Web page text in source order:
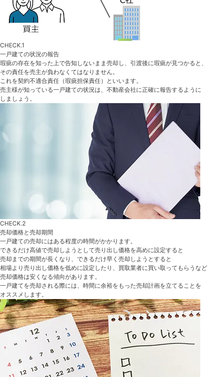
CHECK.1
一戸建ての状況の報告
瑕疵の存在を知った上で告知しないまま売却し、引渡後に瑕疵が見つかると、
その責任を売主が負わなくてはなりません。
これを契約不適合責任（瑕疵担保責任）といいます。
売主様が知っている一戸建ての状況は、不動産会社に正確に報告するように
しましょう。
CHECK.2
売却価格と売却期間
一戸建ての売却にはある程度の時間がかかります。
できるだけ高値で売却しようとして売り出し価格を高めに設定すると
売却までの期間が長くなり、できるだけ早く売却しようとすると
相場より売り出し価格を低めに設定したり、買取業者に買い取ってもらうなど
売却価格は安くなる傾向があります。
一戸建てを売却される際には、時間に余裕をもった売却計画を立てることを
オススメします。